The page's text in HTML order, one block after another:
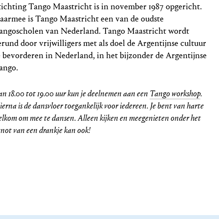
Tango Maastricht is in november 1987 opgericht.
is Tango Maastricht een van de oudste
van Nederland. Tango Maastricht wordt
door vrijwilligers met als doel de Argentijnse cultuur
bevorderen in Nederland, in het bijzonder de Argentijnse
18.00 tot 19.00 uur kun je deelnemen aan een Tango workshop.
is de dansvloer toegankelijk voor iedereen. Je bent van harte
om mee te dansen. Alleen kijken en meegenieten onder het
van een drankje kan ook!